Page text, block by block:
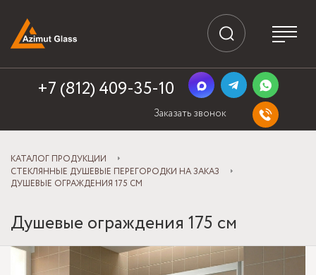
+7 (812) 409-35-10
Заказать звонок
КАТАЛОГ ПРОДУКЦИИ
СТЕКЛЯННЫЕ ДУШЕВЫЕ ПЕРЕГОРОДКИ НА ЗАКАЗ
ДУШЕВЫЕ ОГРАЖДЕНИЯ 175 СМ
Душевые ограждения 175 см